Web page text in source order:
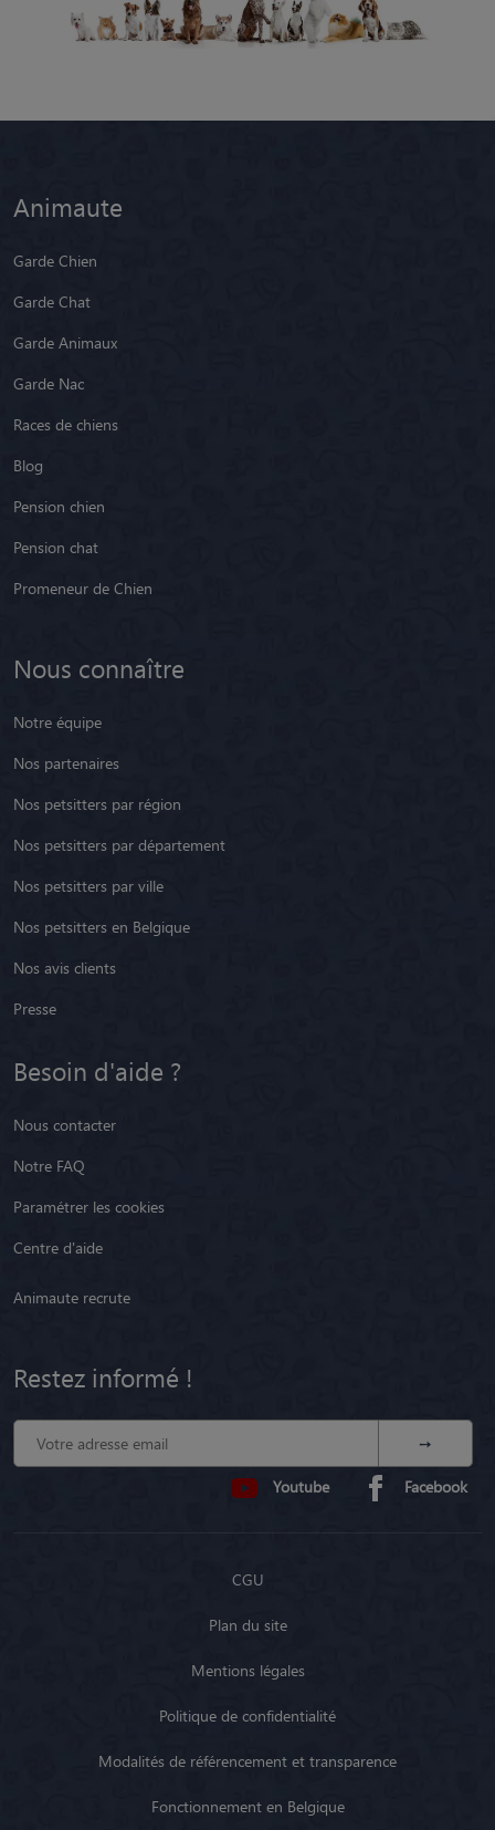
Animaute
Garde Chien
Garde Chat
Garde Animaux
Garde Nac
Races de chiens
Blog
Pension chien
Pension chat
Promeneur de Chien
Nous connaître
Notre équipe
Nos partenaires
Nos petsitters par région
Nos petsitters par département
Nos petsitters par ville
Nos petsitters en Belgique
Nos avis clients
Presse
Besoin d'aide ?
Nous contacter
Notre FAQ
Paramétrer les cookies
Centre d'aide
Animaute recrute
Restez informé !
Youtube Facebook
CGU
Plan du site
Mentions légales
Politique de confidentialité
Modalités de référencement et transparence
Fonctionnement en Belgique